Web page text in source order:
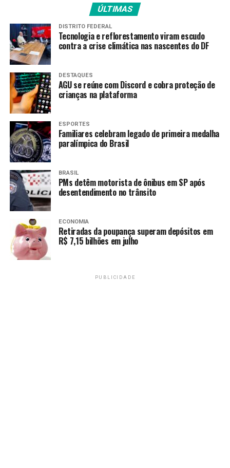
TAGS
PRÓXIMO
Ágatha e Duda são campeãs na Holanda
RECENTES
Campeão Acreano pela 1ª vez, Galvez tem Série D pela
frente
Amarildo Mota
ÚLTIMAS
DISTRITO FEDERAL
Tecnologia e reflorestamento viram escudo
contra a crise climática nas nascentes do DF
DESTAQUES
AGU se reúne com Discord e cobra proteção de
crianças na plataforma
ESPORTES
Familiares celebram legado de primeira medalha
paralímpica do Brasil
BRASIL
PMs detêm motorista de ônibus em SP após
desentendimento no trânsito
ECONOMIA
Retiradas da poupança superam depósitos em
R$ 7,15 bilhões em julho
PUBLICIDADE